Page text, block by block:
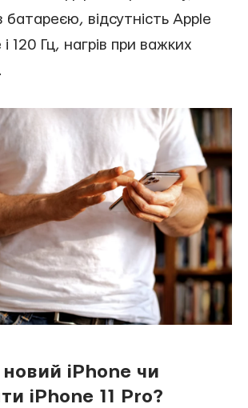
батареєю, відсутність Apple
120 Гц, нагрів при важких
новий iPhone чи
iPhone 11 Pro?